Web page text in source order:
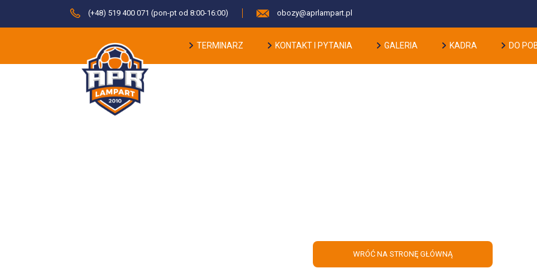
(+48) 519 400 071 (pon-pt od 8:00-16:00) obozy@aprlampart.pl
TERMINARZ KONTAKT I PYTANIA GALERIA KADRA DO
WRÓĆ NA STRONĘ GŁÓWNĄ